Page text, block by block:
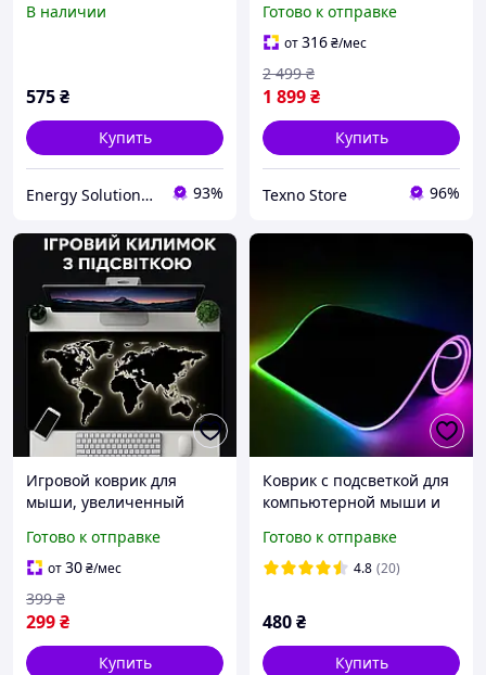
геймерский коврик
В наличии
575₴
Купить
Energy Solutions UA 93%
антискользящим
основанием и мягким
покрытием
Готово к отправке
от316₴/мес
1 899₴
2 499 ₴
Купить
Texno Store 96%
Игровой коврик для
мыши, увеличенный
поверхность и
нескользящая основа
80*30 см
Готово к отправке
от30₴/мес
299₴
399 ₴
Купить
Коврик с подсветкой для
компьютерной мыши и
Игровая поверхность с
светодиодной RGB
Готово к отправке
4.8 (20)
480₴
Купить